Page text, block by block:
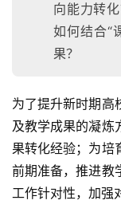
向能力转
如何结合“
果？
为了提升新时期高
及教学成果的凝炼
果转化经验；为培
前期准备，推进教
工作针对性，加强